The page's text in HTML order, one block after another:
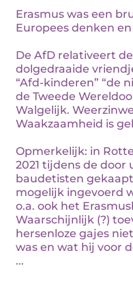
Erasmus was een
Europees denken
De AfD relativeert
dolgedraaide
“Afd-kinderen” “de
de Tweede
Walgelijk.
Waakzaamheid is
Opmerkelijk: in
2021 tijdens de door
baudetisten
mogelijk ingevoerd
o.a. ook het
Waarschijnlijk (?)
hersenloze gajes
was en wat hij voor
...